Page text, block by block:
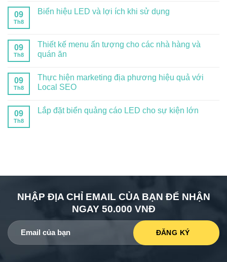
09
Th8
Biển hiệu LED và lợi ích khi sử dụng
09
Th8
Thiết kế menu ấn tượng cho các nhà hàng và
quán ăn
09
Th8
Thực hiện marketing địa phương hiệu quả với
Local SEO
09
Th8
Lắp đặt biển quảng cáo LED cho sự kiện lớn
NHẬP ĐỊA CHỈ EMAIL CỦA BẠN ĐỂ NHẬN
NGAY 50.000 VNĐ